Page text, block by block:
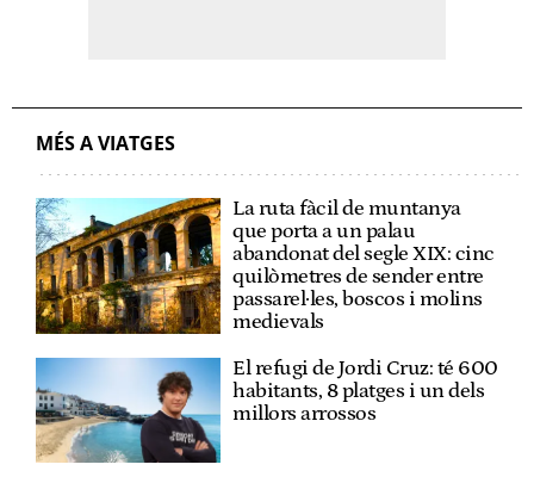
MÉS A VIATGES
La ruta fàcil de muntanya
que porta a un palau
abandonat del segle XIX: cinc
quilòmetres de sender entre
passarel·les, boscos i molins
medievals
El refugi de Jordi Cruz: té 600
habitants, 8 platges i un dels
millors arrossos